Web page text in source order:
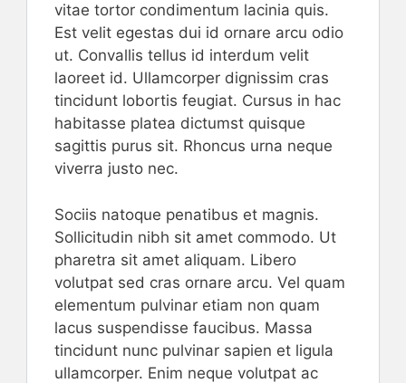
vitae tortor condimentum lacinia quis.
Est velit egestas dui id ornare arcu odio
ut. Convallis tellus id interdum velit
laoreet id. Ullamcorper dignissim cras
tincidunt lobortis feugiat. Cursus in hac
habitasse platea dictumst quisque
sagittis purus sit. Rhoncus urna neque
viverra justo nec.
Sociis natoque penatibus et magnis.
Sollicitudin nibh sit amet commodo. Ut
pharetra sit amet aliquam. Libero
volutpat sed cras ornare arcu. Vel quam
elementum pulvinar etiam non quam
lacus suspendisse faucibus. Massa
tincidunt nunc pulvinar sapien et ligula
ullamcorper. Enim neque volutpat ac